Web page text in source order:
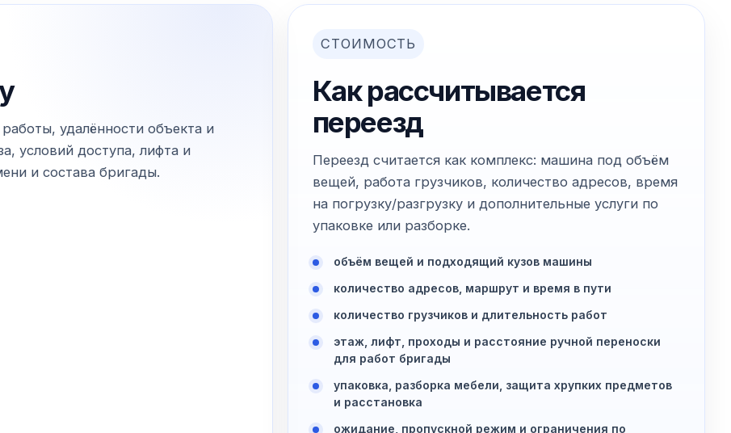
удалённости объекта и
условий доступа, лифта и
и состава бригады.
СТОИМОСТЬ
Как рассчитывается
переезд
Переезд считается как комплекс: машина под объём
вещей, работа грузчиков, количество адресов, время
на погрузку/разгрузку и дополнительные услуги по
упаковке или разборке.
объём вещей и подходящий кузов машины
количество адресов, маршрут и время в пути
количество грузчиков и длительность работ
этаж, лифт, проходы и расстояние ручной переноски
для работ бригады
упаковка, разборка мебели, защита хрупких предметов
и расстановка
ожидание, пропускной режим и ограничения по